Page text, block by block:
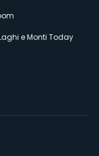
e Monti Today